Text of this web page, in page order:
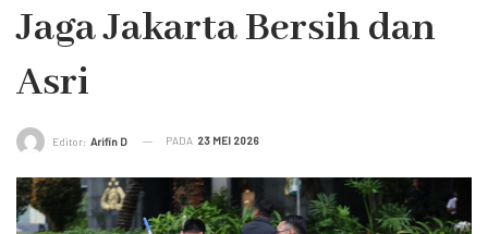
Jaga Jakarta Bersih dan
Asri
Editor: Arifin D PADA 23 MEI 2026